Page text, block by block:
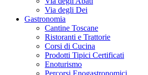
Via degli Dei
Gastronomia
Cantine Toscane
Ristoranti e Trattorie
Corsi di Cucina
Prodotti Tipici Certificati
Enoturismo